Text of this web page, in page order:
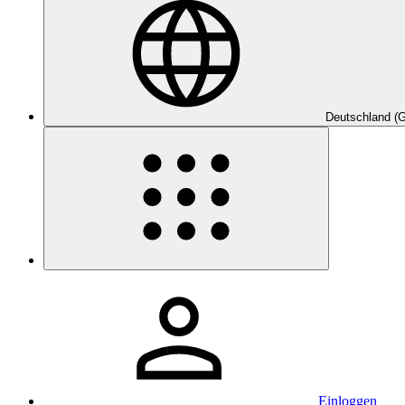
Deutschland
Einloggen